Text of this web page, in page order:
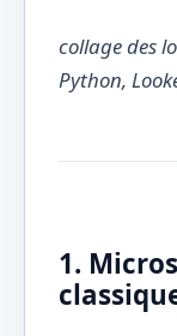
collage des
Python,
1.